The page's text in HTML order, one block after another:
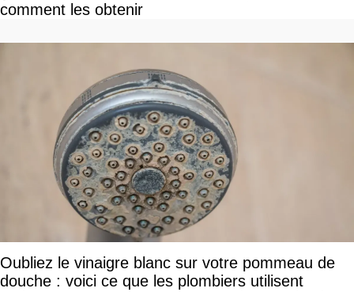
comment les obtenir
Oubliez le vinaigre blanc sur votre pommeau de
douche : voici ce que les plombiers utilisent